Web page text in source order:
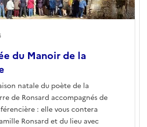
du Manoir de la
natale du poète de la
de Ronsard accompagnés de
: elle vous contera
Ronsard et du lieu avec